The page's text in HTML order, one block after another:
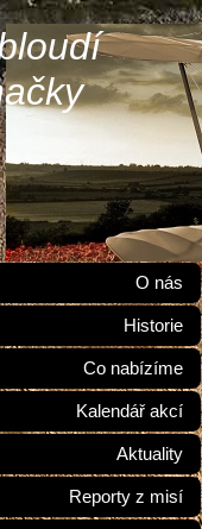
O nás
Historie
Co nabízíme
Kalendář akcí
Aktuality
Reporty z misí